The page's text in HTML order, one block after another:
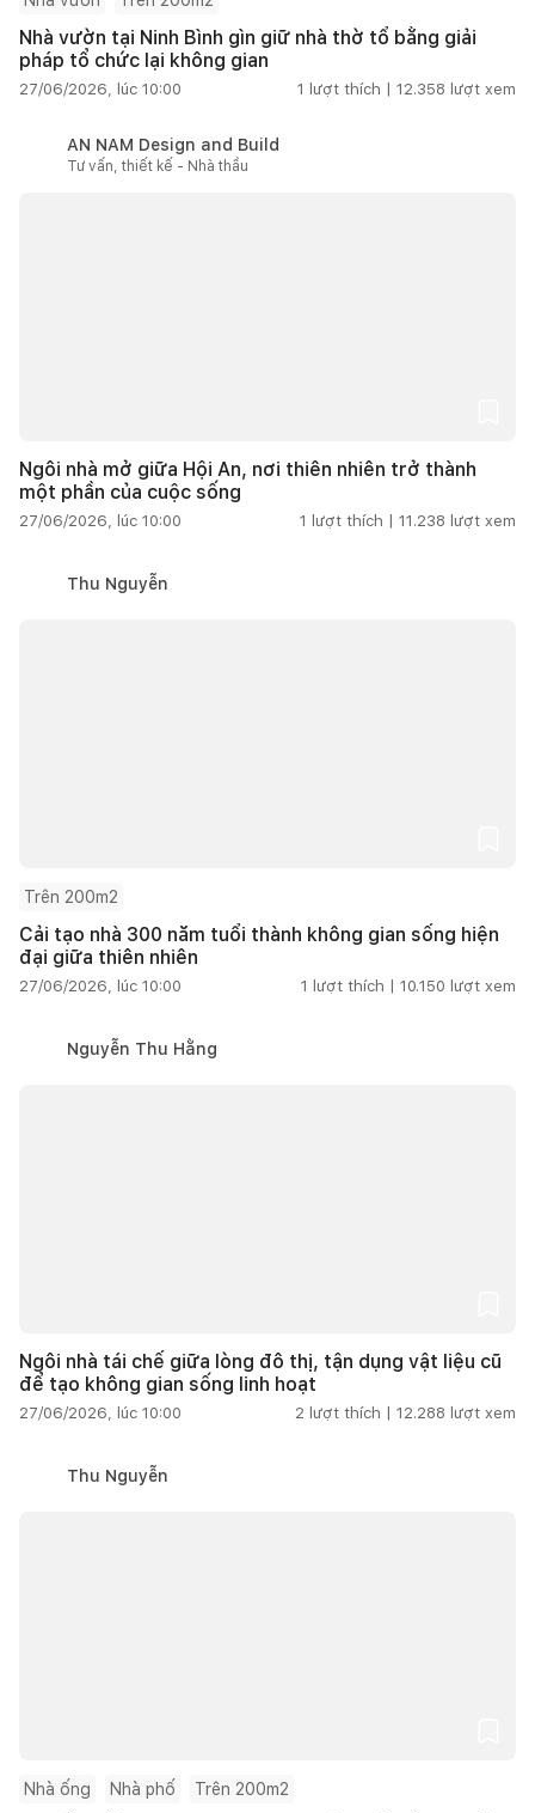
Nhà vườn tại Ninh Bình gìn giữ nhà thờ tổ bằng giải
pháp tổ chức lại không gian
27/06/2026, lúc 10:00 1 lượt thích | 12.358 lượt xem
AN NAM Design and Build
Tư vấn, thiết kế - Nhà thầu
Ngôi nhà mở giữa Hội An, nơi thiên nhiên trở thành
một phần của cuộc sống
27/06/2026, lúc 10:00 1 lượt thích | 11.238 lượt xem
Thu Nguyễn
Trên 200m2
Cải tạo nhà 300 năm tuổi thành không gian sống hiện
đại giữa thiên nhiên
27/06/2026, lúc 10:00 1 lượt thích | 10.150 lượt xem
Nguyễn Thu Hằng
Ngôi nhà tái chế giữa lòng đô thị, tận dụng vật liệu cũ
để tạo không gian sống linh hoạt
27/06/2026, lúc 10:00 2 lượt thích | 12.288 lượt xem
Thu Nguyễn
Nhà ống Nhà phố Trên 200m2